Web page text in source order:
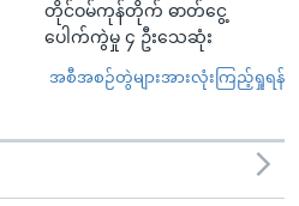
တိုင်ဝမ်ကုန်တိုက် ဓာတ်ငွေ့
ပေါက်ကွဲမှု ၄ ဦးသေဆုံး
အစီအစဉ်တွဲများအားလုံးကြည့်ရှုရန်